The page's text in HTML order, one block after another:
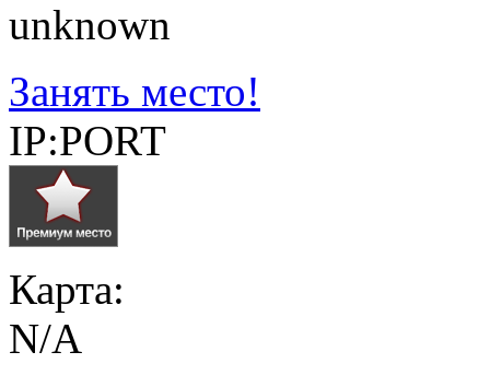
unknown
Занять место!
IP:PORT
Карта:
N/A